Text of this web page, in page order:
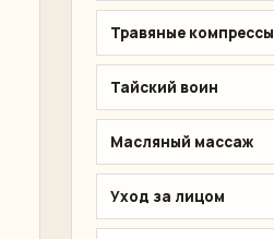
Травяные компрессы
Тайский воин
Масляный массаж
Уход за лицом